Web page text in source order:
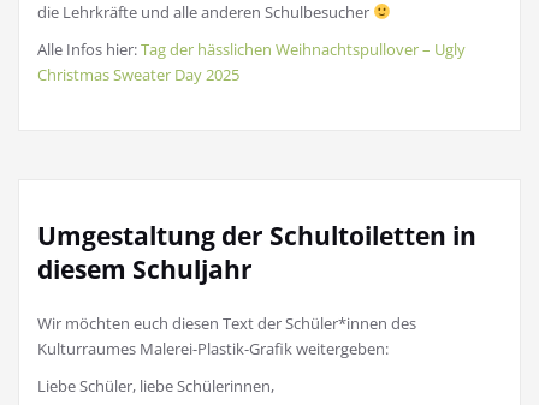
die Lehrkräfte und alle anderen Schulbesucher
Alle Infos hier:Tag der hässlichen Weihnachtspullover – Ugly
Christmas Sweater Day 2025
Umgestaltung der Schultoiletten in
diesem Schuljahr
Wir möchten euch diesen Text der Schüler*innen des
Kulturraumes Malerei-Plastik-Grafik weitergeben:
Liebe Schüler, liebe Schülerinnen,